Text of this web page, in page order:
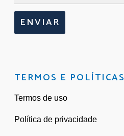
ENVIAR
TERMOS E POLÍTICAS
Termos de uso
Política de privacidade